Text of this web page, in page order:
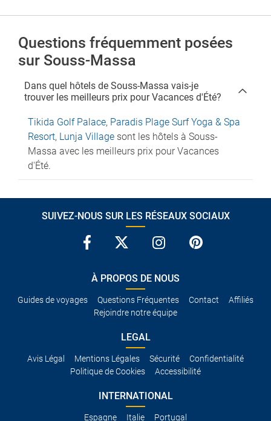
Questions fréquemment posées
sur Souss-Massa
Dans quel hôtels de Souss-Massa vais-je
trouver les meilleurs prix pour Vacances d'Été?
Tikida Golf Palace, Paradis Plage Surf Yoga & Spa
Resort, Lunja Village sont les hôtels à Souss-
Massa avec les meilleurs prix pour Vacances
d'Été.
SUIVEZ-NOUS SUR LES RÉSEAUX SOCIAUX
À PROPOS DE NOUS
Guides de voyages Questions Fréquentes Contact
Affiliés
Rejoindre notre équipe
LEGAL
Avis Légal Mentions Légales Sécurité
Confidentialité
Politique de Cookies
Accessibilité
INTERNATIONAL
Espagne Italie Portugal